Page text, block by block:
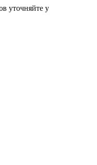
уточняйте у